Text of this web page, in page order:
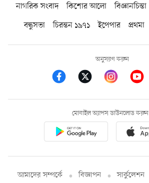
নাগরিক সংবাদ কিশোর আলো বিজ্ঞানচিন্তা
বন্ধুসভা
চিরন্তন ১৯৭১ ইপেপার প্রথমা
অনুসরণ করুন
মোবাইল অ্যাপস ডাউনলোড করুন
আমাদের সম্পর্কে বিজ্ঞাপন সার্কুলেশন